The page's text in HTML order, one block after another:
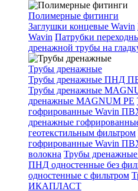
Полимерные фитинги
Заглушки концевые Wavin
Wavin Патрубки
дренажной трубы на
Трубы дренажные
Трубы дренажные ПНД
Трубы дренажные
дренажные MAGNUM PE
гофрированные Wavin
дренажные
геотекстильным фильтром
гофрированные Wavin
волокна Трубы
ПНД одностенные без
одностенные с фильтром
ИКАПЛАСТ